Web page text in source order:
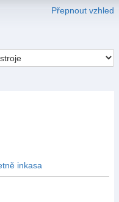
Přepnout vzhled
inkasa